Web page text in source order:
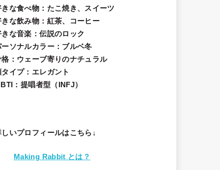
きな食べ物 ：たこ焼き、スイーツ
きな飲み物：紅茶、コーヒー
きな音楽：伝説のロック
ーソナルカラー：ブルベ冬
格：ウェーブ寄りのナチュラル
タイプ：エレガン ト
：提唱者型（INFJ）
しいプロフィールはこちら↓
Making Rabbit とは？